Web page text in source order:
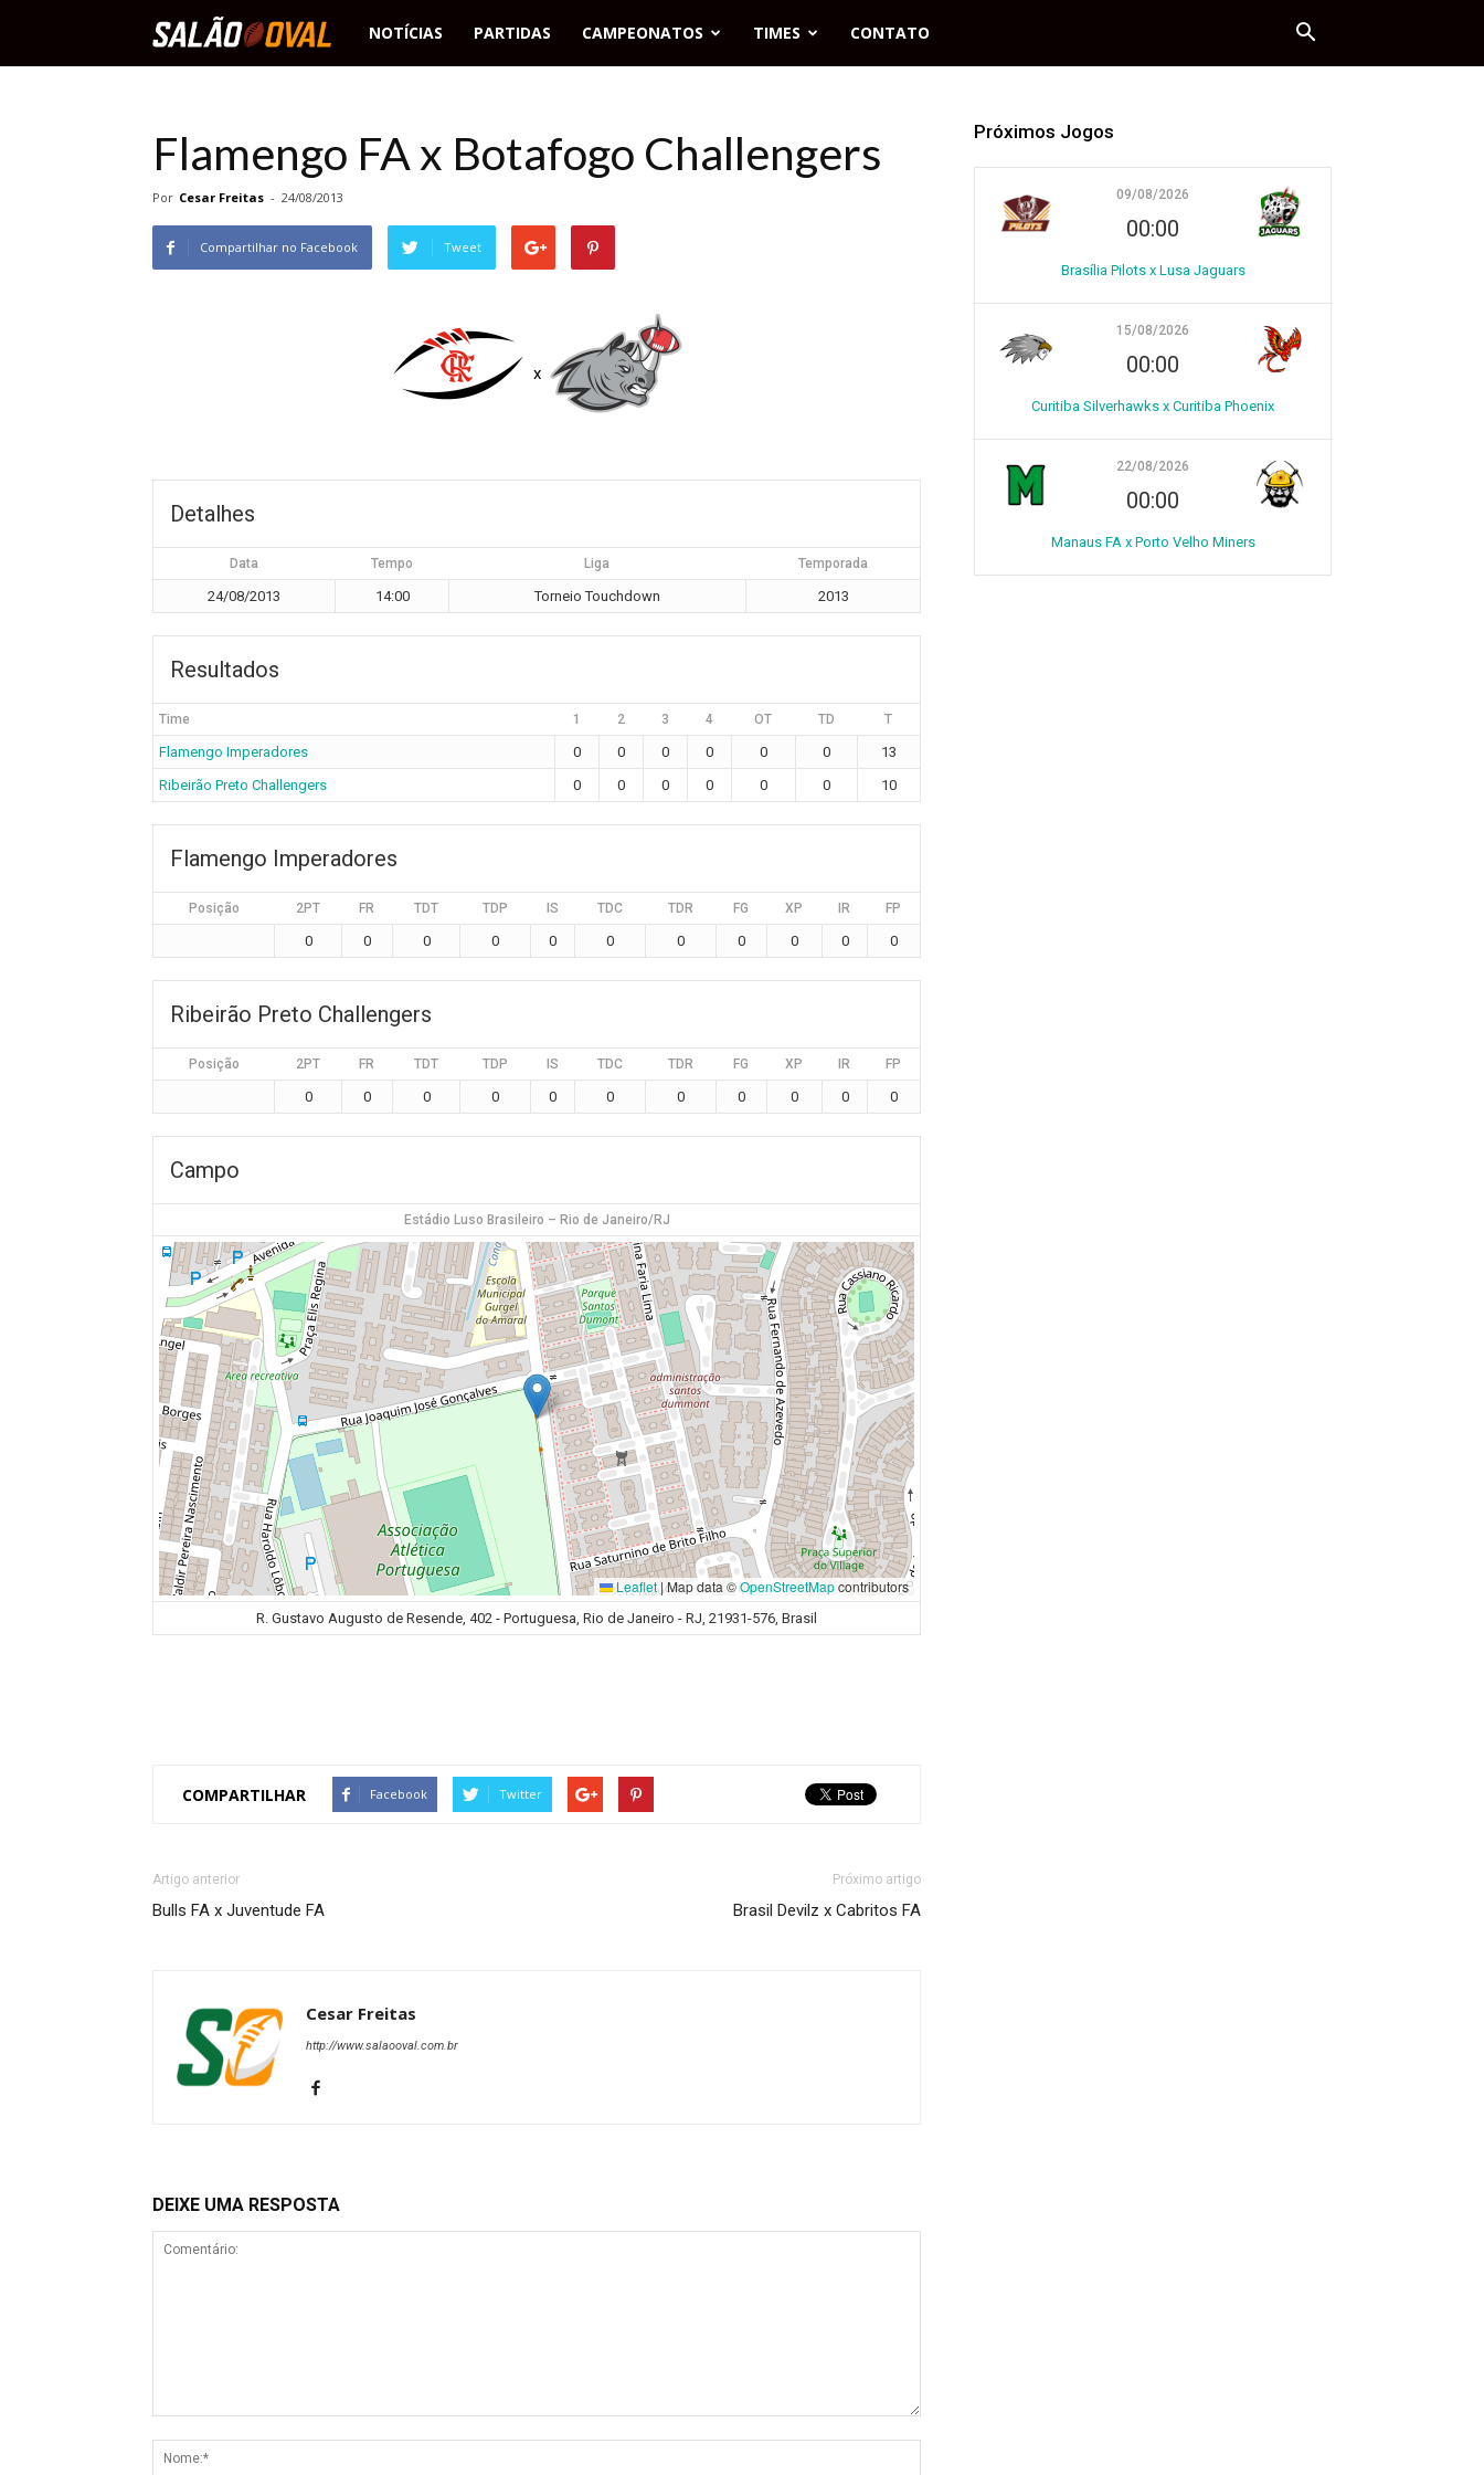
Salão
NOTÍCIAS PARTIDAS CAMPEONATOS TIMES CONTATO
Flamengo FA x Botafogo Challengers
Por Cesar Freitas - 24/08/2013
Compartilhar no Facebook Tweet
x
Detalhes
Data Tempo Liga Temporada
24/08/2013 14:00 Torneio Touchdown 2013
Resultados
Time 1 2 3 4 OT TD T
Flamengo Imperadores 0 0 0 0 0 0
13
Ribeirão Preto Challengers
0 0 0 0 0 0 10
Flamengo Imperadores
Posição 2PT FR TDT TDP IS TDC TDR FG XP IR FP
0 0 0 0 0 0 0 0 0 0 0
Ribeirão Preto Challengers
Posição 2PT FR TDT TDP IS TDC TDR FG XP IR FP
0 0 0 0 0 0 0 0 0 0 0
Campo
Estádio Luso Brasileiro – Rio de Janeiro/RJ
Leaflet |Map data ©OpenStreetMapcontributors
R. Gustavo Augusto de Resende, 402 - Portuguesa, Rio de Janeiro - RJ, 21931-576, Brasil
COMPARTILHAR Facebook Twitter
Artigo anterior
Bulls FA x Juventude FA
Próximo artigo
Brasil Devilz x Cabritos FA
Cesar Freitas
http://www.salaooval.com.br
DEIXE UMA RESPOSTA
Próximos Jogos
09/08/2026
00:00
Brasília Pilots x Lusa Jaguars
15/08/2026
00:00
Curitiba Silverhawks x Curitiba Phoenix
22/08/2026
00:00
Manaus FA x Porto Velho Miners